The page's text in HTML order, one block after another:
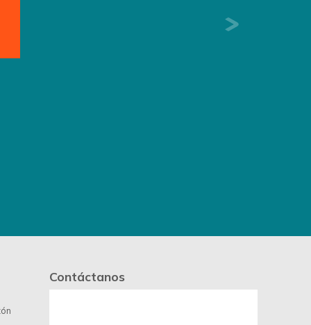
Next
Contáctanos